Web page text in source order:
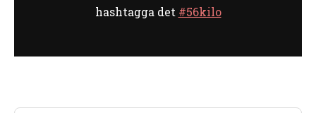
hashtagga det #56kilo